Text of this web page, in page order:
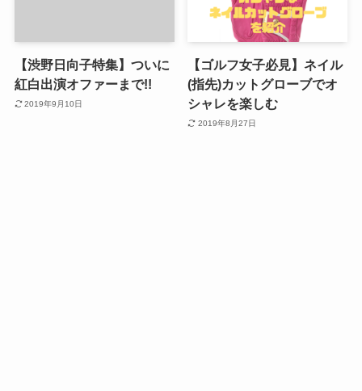
【渋野日向子特集】ついに
紅白出演オファーまで!!
2019年9月10日
【ゴルフ女子必見】ネイル
(指先)カットグローブでオ
シャレを楽しむ
2019年8月27日